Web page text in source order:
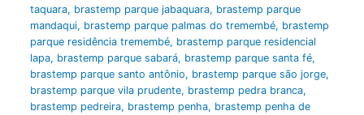
taquara, brastemp parque jabaquara, brastemp parque
mandaqui, brastemp parque palmas do tremembé, brastemp
parque residência tremembé, brastemp parque residencial
lapa, brastemp parque sabará, brastemp parque santa fé,
brastemp parque santo antônio, brastemp parque são jorge,
brastemp parque vila prudente, brastemp pedra branca,
brastemp pedreira, brastemp penha, brastemp penha de